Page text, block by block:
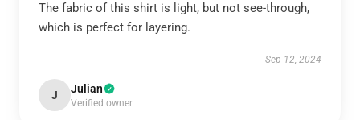
The fabric of this shirt is light, but not see-through,
which is perfect for layering.
Sep 12, 2024
J Julian
Verified owner